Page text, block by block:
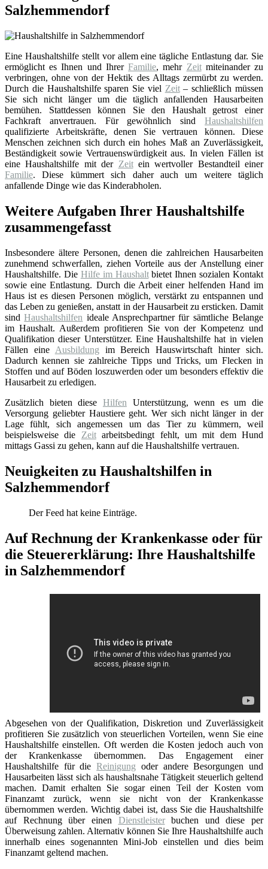
Salzhemmendorf
Eine Haushaltshilfe stellt vor allem eine tägliche Entlastung dar. Sie
ermöglicht es Ihnen und IhrerFamilie, mehr Zeitmiteinander zu
verbringen, ohne von der Hektik des Alltags zermürbt zu werden.
Durch die Haushaltshilfe sparen Sie viel Zeit– schließlich müssen
Sie sich nicht länger um die täglich anfallenden Hausarbeiten
bemühen. Stattdessen können Sie den Haushalt getrost einer
Fachkraft anvertrauen. Für gewöhnlich sind Haushaltshilfen
qualifizierte Arbeitskräfte, denen Sie vertrauen können. Diese
Menschen zeichnen sich durch ein hohes Maß an Zuverlässigkeit,
Beständigkeit sowie Vertrauenswürdigkeit aus. In vielen Fällen ist
eine Haushaltshilfe mit der Zeitein wertvoller Bestandteil einer
Familie. Diese kümmert sich daher auch um weitere täglich
anfallende Dinge wie das Kinderabholen.
Weitere Aufgaben Ihrer Haushaltshilfe
zusammengefasst
Insbesondere ältere Personen, denen die zahlreichen Hausarbeiten
zunehmend schwerfallen, ziehen Vorteile aus der Anstellung einer
Haushaltshilfe. Die Hilfe im Haushaltbietet Ihnen sozialen Kontakt
sowie eine Entlastung. Durch die Arbeit einer helfenden Hand im
Haus ist es diesen Personen möglich, verstärkt zu entspannen und
das Leben zu genießen, anstatt in der Hausarbeit zu ersticken. Damit
sindHaushaltshilfen ideale Ansprechpartner für sämtliche Belange
im Haushalt. Außerdem profitieren Sie von der Kompetenz und
Qualifikation dieser Unterstützer. Eine Haushaltshilfe hat in vielen
Fällen eine Ausbildung im Bereich Hauswirtschaft hinter sich.
Dadurch kennen sie zahlreiche Tipps und Tricks, um Flecken in
Stoffen und auf Böden loszuwerden oder um besonders effektiv die
Hausarbeit zu erledigen.
Zusätzlich bieten diese Hilfen Unterstützung, wenn es um die
Versorgung geliebter Haustiere geht. Wer sich nicht länger in der
Lage fühlt, sich angemessen um das Tier zu kümmern, weil
beispielsweise die Zeitarbeitsbedingt fehlt, um mit dem Hund
mittags Gassi zu gehen, kann auf die Haushaltshilfe vertrauen.
Neuigkeiten zu Haushaltshilfen in
Salzhemmendorf
Der Feed hat keine Einträge.
Auf Rechnung der Krankenkasse oder für
die Steuererklärung: Ihre Haushaltshilfe
in Salzhemmendorf
Abgesehen von der Qualifikation, Diskretion und Zuverlässigkeit
profitieren Sie zusätzlich von steuerlichen Vorteilen, wenn Sie eine
Haushaltshilfe einstellen. Oft werden die Kosten jedoch auch von
der Krankenkasse übernommen. Das Engagement einer
Haushaltshilfe für dieReinigung oder andere Besorgungen und
Hausarbeiten lässt sich als haushaltsnahe Tätigkeit steuerlich geltend
machen. Damit erhalten Sie sogar einen Teil der Kosten vom
Finanzamt zurück, wenn sie nicht von der Krankenkasse
übernommen werden. Wichtig dabei ist, dass Sie die Haushaltshilfe
auf Rechnung über einen Dienstleisterbuchen und diese per
Überweisung zahlen. Alternativ können Sie Ihre Haushaltshilfe auch
innerhalb eines sogenannten Mini-Job einstellen und dies beim
Finanzamt geltend machen.